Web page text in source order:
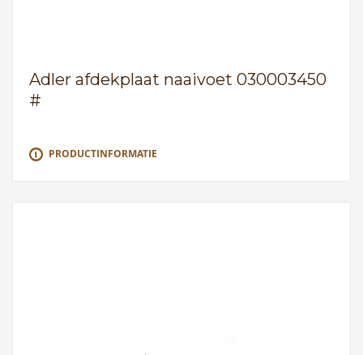
Adler afdekplaat naaivoet 030003450
#
PRODUCTINFORMATIE